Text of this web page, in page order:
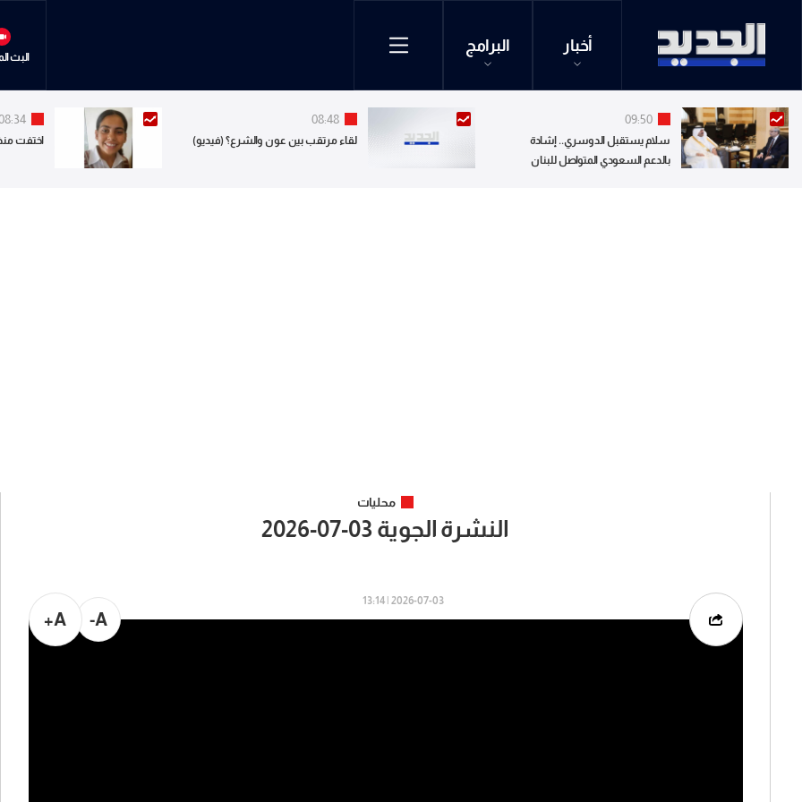
أخبار البرامج
البث
09:50
سلام يستقبل الدوسري.. إشادة
بالدعم السعودي المتواصل للبنان
08:48
لقاء مرتقب بين عون والشرع؟ (فيديو) اختفت منذ 4 آب.. هل
محليات
النشرة الجوية 03-07-2026
2026-07-03 | 13:14
A-
A+